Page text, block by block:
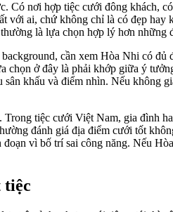
Có nơi hợp tiệc cưới đông khách,
với ai, chứ không chỉ là có đẹp
là lựa chọn hợp lý hơn những
cần xem Hòa Nhi có
chọn ở đây là phải khớp giữa ý
khấu và điểm nhìn. Nếu
tiệc cưới Việt Nam, gia đình
đánh giá địa điểm cưới tốt
vì bố trí sai công năng. Nếu
tiệc